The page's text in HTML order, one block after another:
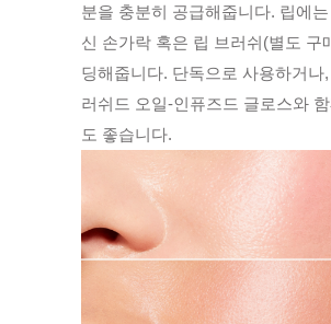
분을 충분히 공급해줍니다. 립에
신 손가락 혹은 립 브러쉬(별도 구
딩해줍니다. 단독으로 사용하거나
러쉬드 오일-인퓨즈드 글로스와
도 좋습니다.